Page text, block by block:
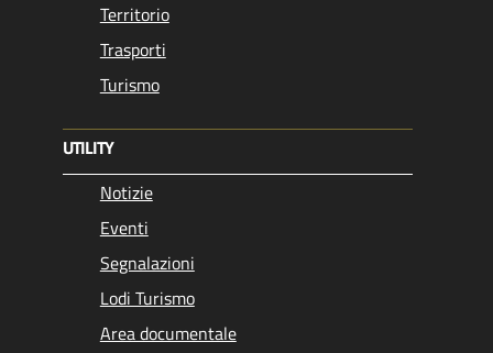
Territorio
Trasporti
Turismo
UTILITY
Notizie
Eventi
Segnalazioni
Lodi Turismo
Area documentale